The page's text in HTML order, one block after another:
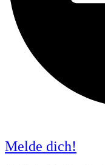
Melde dich!